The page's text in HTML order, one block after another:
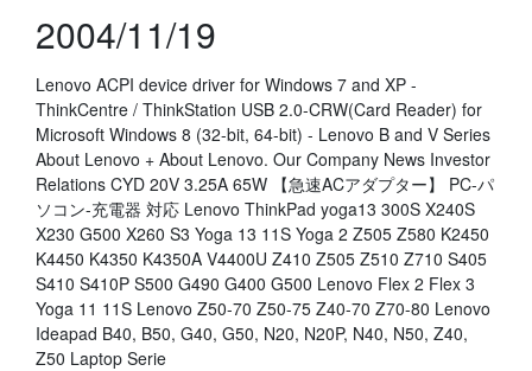
2004/11/19
Lenovo ACPI device driver for Windows 7 and XP -
ThinkCentre / ThinkStation USB 2.0-CRW(Card Reader) for
Microsoft Windows 8 (32-bit, 64-bit) - Lenovo B and V Series
About Lenovo + About Lenovo. Our Company News Investor
Relations CYD 20V 3.25A 65W 【急速ACアダプター】 PC-パ
ソコン-充電器 対応 Lenovo ThinkPad yoga13 300S X240S
X230 G500 X260 S3 Yoga 13 11S Yoga 2 Z505 Z580 K2450
K4450 K4350 K4350A V4400U Z410 Z505 Z510 Z710 S405
S410 S410P S500 G490 G400 G500 Lenovo Flex 2 Flex 3
Yoga 11 11S Lenovo Z50-70 Z50-75 Z40-70 Z70-80 Lenovo
Ideapad B40, B50, G40, G50, N20, N20P, N40, N50, Z40,
Z50 Laptop Serie